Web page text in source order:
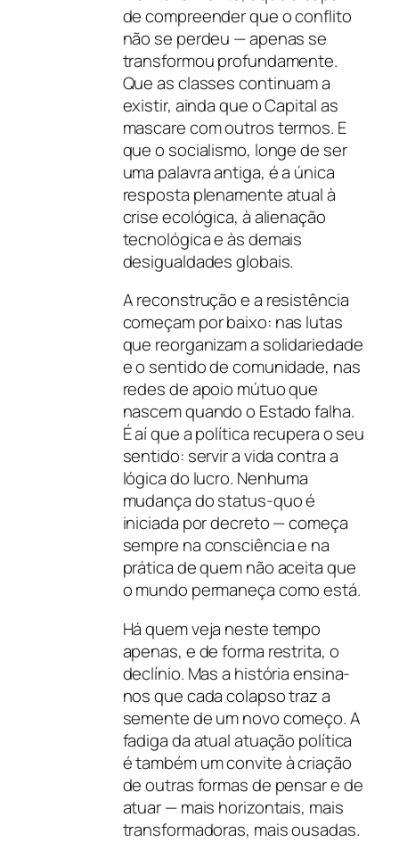
de compreender que o conflito
não se perdeu — apenas se
transformou profundamente.
Que as classes continuam a
existir, ainda que o Capital as
mascare com outros termos. E
que o socialismo, longe de ser
uma palavra antiga, é a única
resposta plenamente atual à
crise ecológica, à alienação
tecnológica e às demais
desigualdades globais.
A reconstrução e a resistência
começam por baixo: nas lutas
que reorganizam a solidariedade
e o sentido de comunidade, nas
redes de apoio mútuo que
nascem quando o Estado falha.
É aí que a política recupera o seu
sentido: servir a vida contra a
lógica do lucro. Nenhuma
mudança dostatus-quoé
iniciada por decreto — começa
sempre na consciência e na
prática de quem não aceita que
o mundo permaneça como está.
Há quem veja neste tempo
apenas, e de forma restrita, o
declínio. Mas a história ensina-
nos que cada colapso traz a
semente de um novo começo. A
fadiga da atual atuação política
é também um convite à criação
de outras formas de pensar e de
atuar — mais horizontais, mais
transformadoras, mais ousadas.